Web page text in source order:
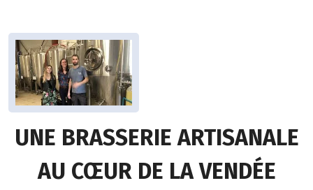
UNE BRASSERIE ARTISANALE
AU CŒUR DE LA VENDÉE